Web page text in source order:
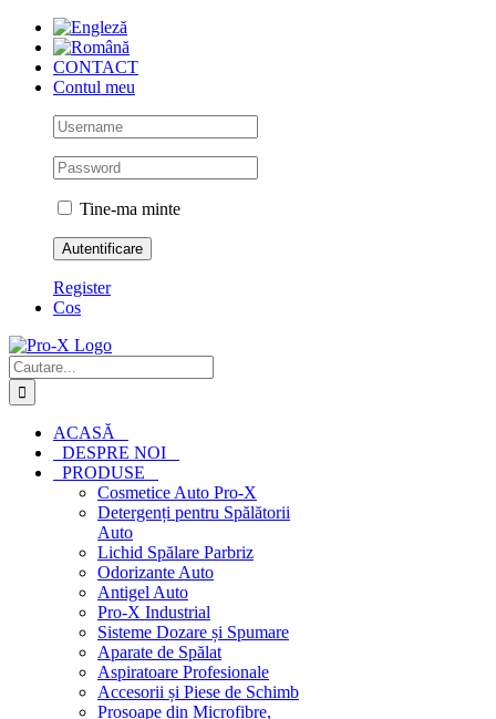
Skip
contentCONTACT
Contul meu
Tine-ma minte
Register
Cos
Cautare...
ACASĂ
DESPRE NOI
PRODUSE
Cosmetice Auto Pro-X
Detergenți pentru Spălătorii
Auto
Lichid Spălare Parbriz
Odorizante Auto
Antigel Auto
Pro-X Industrial
Sisteme Dozare și Spumare
Aparate de Spălat
Aspiratoare Profesionale
Accesorii și Piese de Schimb
Prosoape din Microfibre,